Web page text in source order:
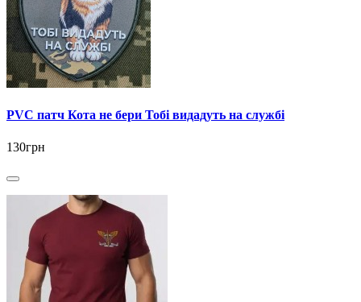
PVC патч Кота не бери Тобі видадуть на службі
130грн